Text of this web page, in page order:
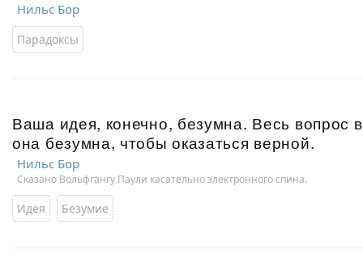
Нильс Бор
Парадоксы
Ваша идея, конечно, безумна. Весь вопрос
она безумна, чтобы оказаться верной.
Нильс Бор
Сказано Вольфгангу Паули касательно электронного спина.
Идея Безумие